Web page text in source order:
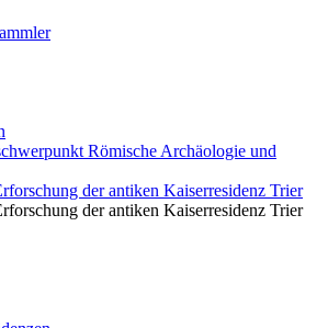
Römische Archäologie und
der antiken Kaiserresidenz Trier
der antiken Kaiserresidenz Trier